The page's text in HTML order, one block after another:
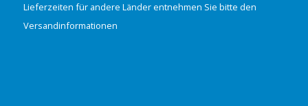
Lieferzeiten für andere Länder entnehmen Sie bitte den
Versandinformationen